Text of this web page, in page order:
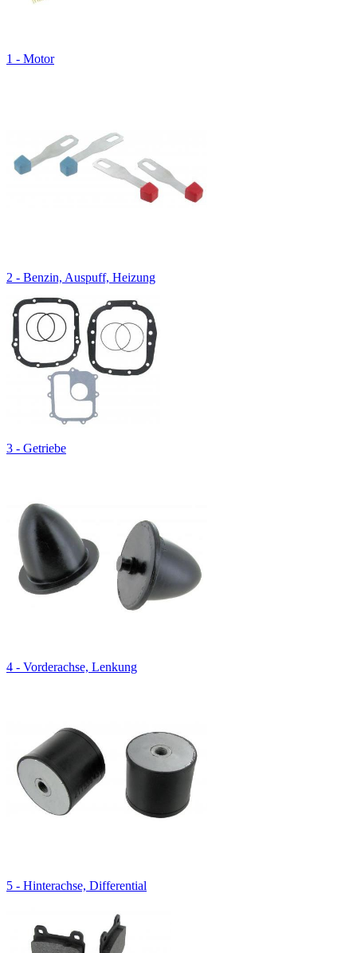
1 - Motor
2 - Benzin, Auspuff, Heizung
3 - Getriebe
4 - Vorderachse, Lenkung
5 - Hinterachse, Differential